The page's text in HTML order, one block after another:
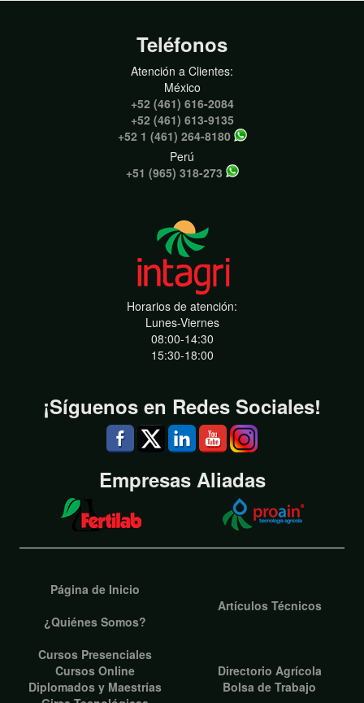
Teléfonos
Atención a Clientes:
México
+52 (461) 616-2084
+52 (461) 613-9135
+52 1 (461) 264-8180
Perú
+51 (965) 318-273
Horarios de atención:
Lunes-Viernes
08:00-14:30
15:30-18:00
¡Síguenos en Redes Sociales!
Empresas Aliadas
Página de Inicio
¿Quiénes Somos?
Artículos Técnicos
Cursos Presenciales
Cursos Online
Diplomados y Maestrías
Directorio Agrícola
Bolsa de Trabajo